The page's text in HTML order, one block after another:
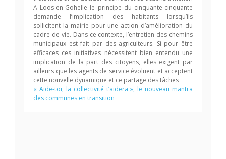
A Loos-en-Gohelle le principe du cinquante-cinquante
demande l’implication des habitants lorsqu’ils
sollicitent la mairie pour une action d’amélioration du
cadre de vie. Dans ce contexte, l’entretien des chemins
municipaux est fait par des agriculteurs. Si pour être
efficaces ces initiatives nécessitent bien entendu une
implication de la part des citoyens, elles exigent par
ailleurs que les agents de service évoluent et acceptent
cette nouvelle dynamique et ce partage des tâches
« Aide-toi, la collectivité t’aidera », le nouveau mantra
des communes en transition